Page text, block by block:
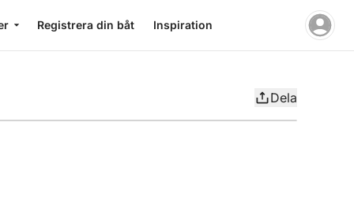
Registrera din båt Inspiration
Dela